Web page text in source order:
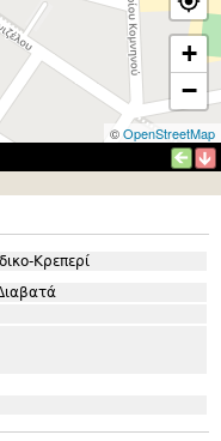
+
−
©OpenStreetMap
Κρεπερί